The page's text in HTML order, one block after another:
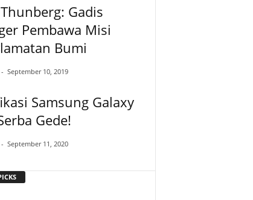
Gadis
Pembawa Misi
Bumi
- September 10, 2019
Samsung Galaxy
Gede!
- September 11, 2020